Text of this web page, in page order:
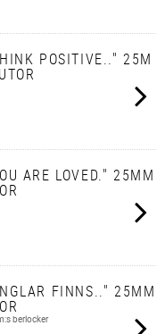
POSITIVE.." 25M
ARE LOVED." 25MM
FINNS.." 25MM
berlocker